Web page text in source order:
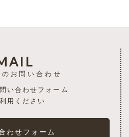
のお問い合わせ
い合わせフォーム
用ください
わせフォーム